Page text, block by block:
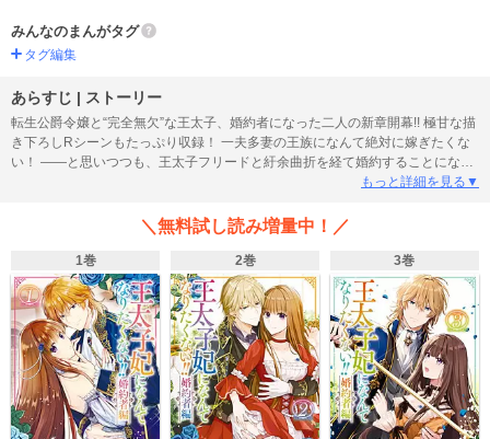
みんなのまんがタグ
タグ編集
あらすじ | ストーリー
転生公爵令嬢と“完全無欠”な王太子、婚約者になった二人の新章開幕!! 極甘な描
き下ろしRシーンもたっぷり収録！ 一夫多妻の王族になんて絶対に嫁ぎたくな
い！ ――と思いつつも、王太子フリードと紆余曲折を経て婚約することになっ
たリディ。フリードが好きだと自覚のないまま、正妃になる覚悟を固めていく
もっと詳細を見る▼
＼無料試し読み増量中！／
1巻 2巻 3巻